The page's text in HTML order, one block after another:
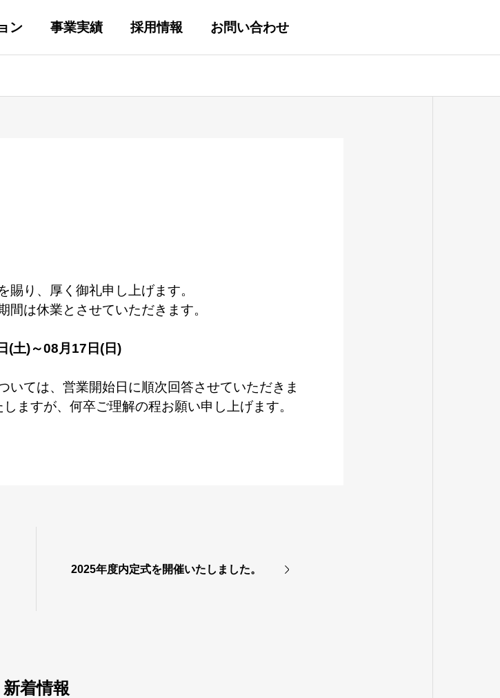
ン 事業実績 採用情報 お問い合わせ
賜り、厚く御礼申し上げます。
間は休業とさせていただきます。
(土)～08月17日(日)
いては、営業開始日に順次回答させていただきま
ますが、何卒ご理解の程お願い申し上げます。
2025年度内定式を開催いたしました。
新着情報